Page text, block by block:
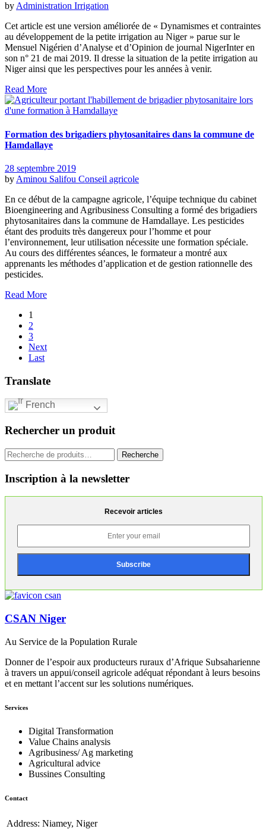
byAdministration Irrigation
Cet article est une version améliorée de « Dynamismes et contraintes
au développement de la petite irrigation au Niger » parue sur le
Mensuel Nigérien d’Analyse et d’Opinion de journal NigerInter en
son n° 21 de mai 2019. Il dresse la situation de la petite irrigation au
Niger ainsi que les perspectives pour les années à venir.
Read More
Formation des brigadiers phytosanitaires dans la commune de
Hamdallaye
28 septembre 2019
by Aminou Salifou Conseil agricole
En ce début de la campagne agricole, l’équipe technique du cabinet
Bioengineering and Agribusiness Consulting a formé des brigadiers
phytosanitaires dans la commune de Hamdallaye. Les pesticides
étant des produits très dangereux pour l’homme et pour
l’environnement, leur utilisation nécessite une formation spéciale.
Au cours des différentes séances, le formateur a montré aux
apprenants les méthodes d’application et de gestion rationnelle des
pesticides.
Read More
1
2
3
Next
Last
Translate
French
Rechercher un produit
Recherche
pour :
Recherche
Inscription à la newsletter
Recevoir articles
CSAN Niger
Au Service de la Population Rurale
Donner de l’espoir aux producteurs ruraux d’Afrique Subsaharienne
à travers un appui/conseil agricole adéquat répondant à leurs besoins
et en mettant l’accent sur les solutions numériques.
Services
Digital Transformation
Value Chains analysis
Agribusiness/ Ag marketing
Agricultural advice
Bussines Consulting
Contact
Address: Niamey, Niger